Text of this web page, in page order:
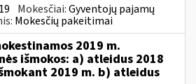
Mokesčiai:Gyventojų pajamų
Mokesčių pakeitimai
2019 m.
išmokos: a) atleidus 2018
2019 m. b) atleidus